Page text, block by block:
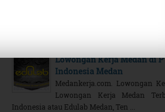
PENGUMUMAN
AGUNG (MA) TAHUN
Lowongan Kerja Medan di
Indonesia Medan
Medankerja.com. Lowongan
Lowongan Kerja Medan
Indonesia atau Edulab Medan, Ten ...